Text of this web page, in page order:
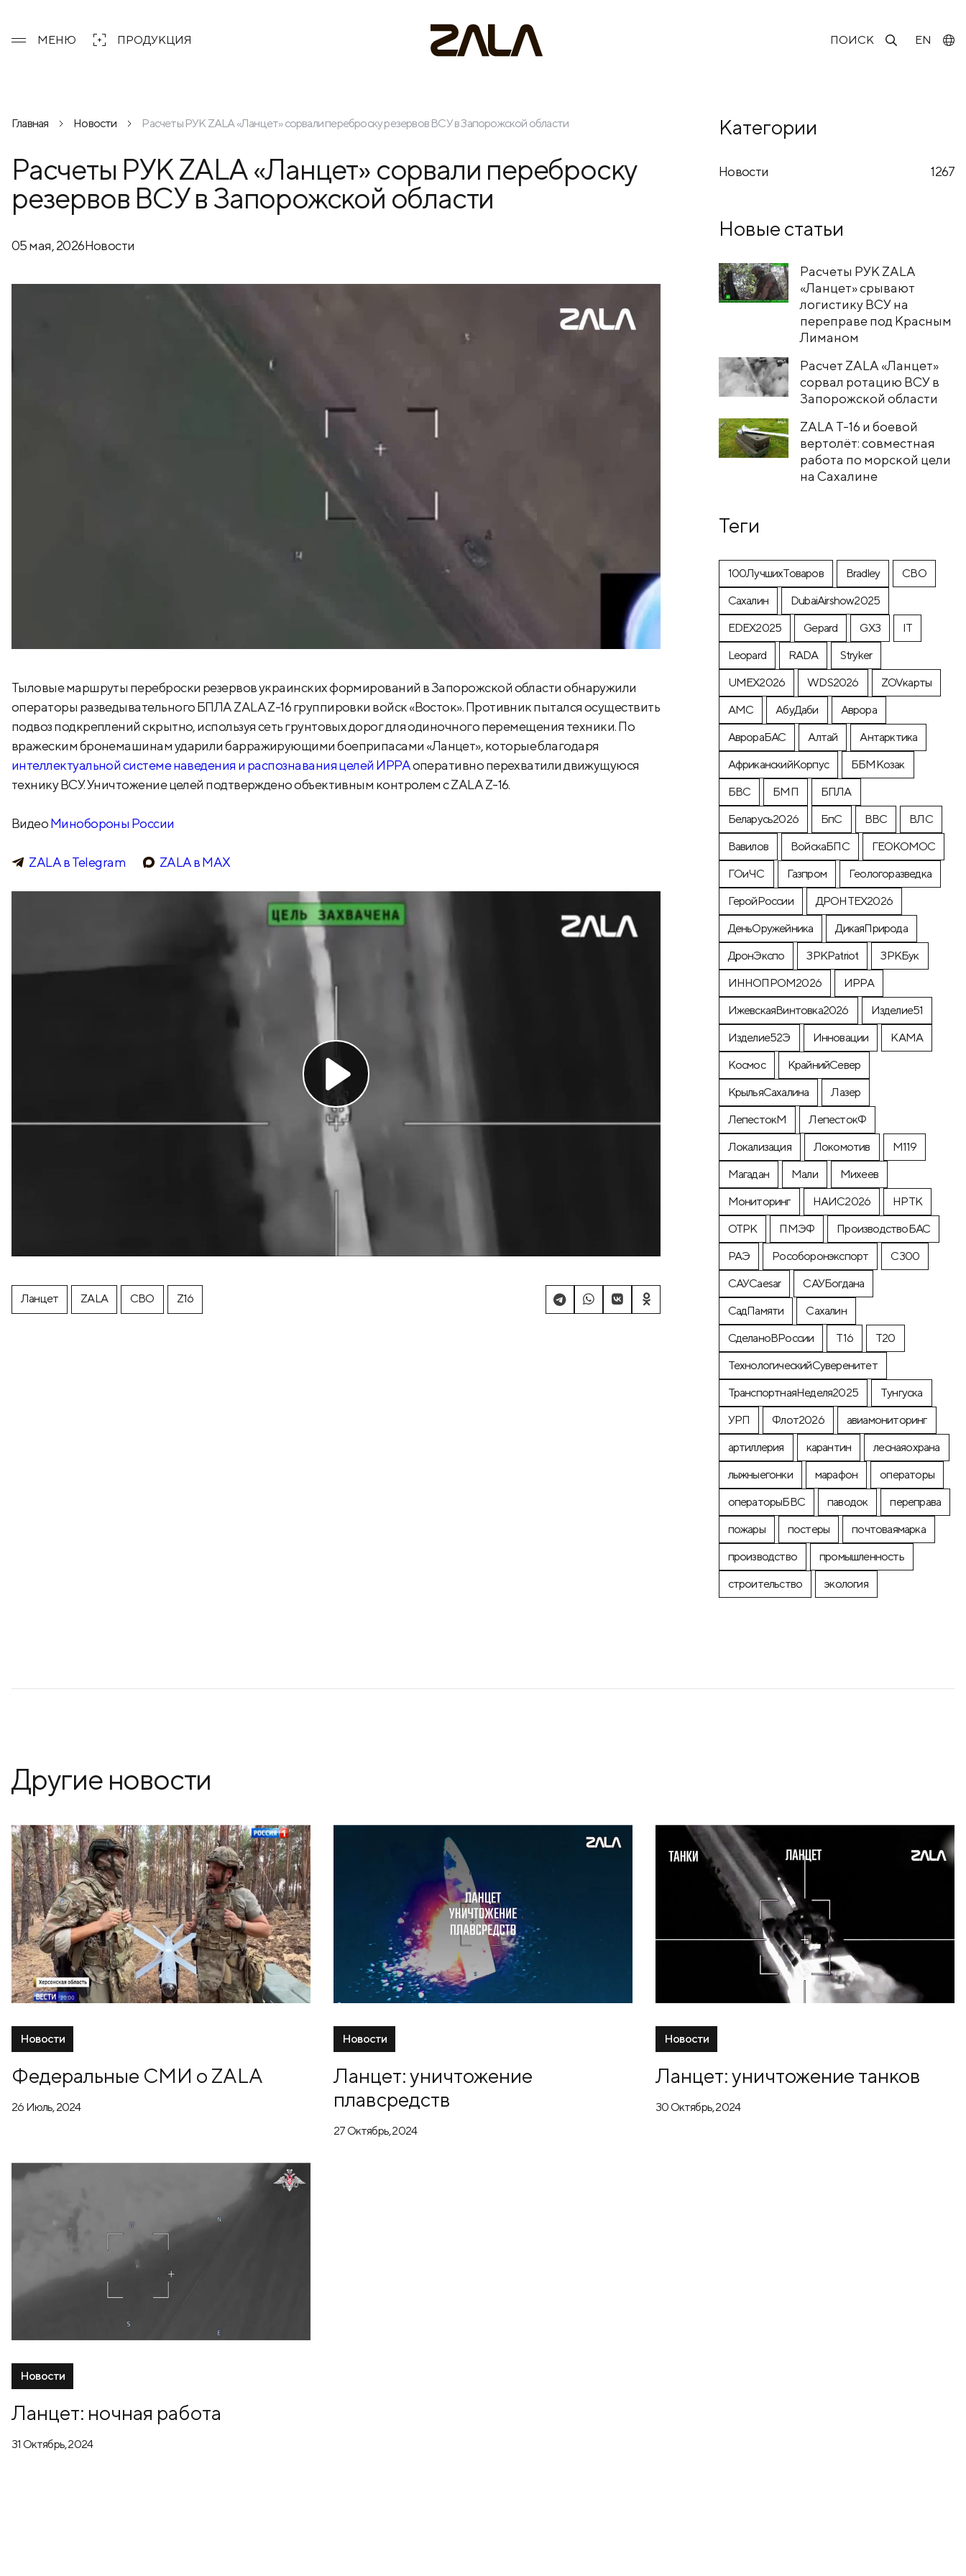
МЕНЮ ПРОДУКЦИЯ ПОИСК EN
Главная Новости Расчеты РУК ZALA «Ланцет» сорвали переброску резервов ВСУ в Запорожской области
Расчеты РУК ZALA «Ланцет» сорвали переброску
резервов ВСУ в Запорожской области
05 мая, 2026Новости
Тыловые маршруты переброски резервов украинских формирований в Запорожской области обнаружили
операторы разведывательного БПЛА ZALA Z-16 группировки войск «Восток». Противник пытался осуществить
подвоз подкреплений скрытно, используя сеть грунтовых дорог для одиночного перемещения техники. По
вражеским бронемашинам ударили барражирующими боеприпасами «Ланцет», которые благодаря
интеллектуальной системе наведения и распознавания целей ИРРАоперативно перехватили движущуюся
технику ВСУ. Уничтожение целей подтверждено объективным контролем с ZALA Z-16.
ВидеоМинобороны России
ZALA в Telegram ZALA в МАХ
Ланцет ZALA СВО Z16
Категории
Новости 1267
Новые статьи
Расчеты РУК ZALA
«Ланцет» срывают
логистику ВСУ на
переправе под Красным
Лиманом
Расчет ZALA «Ланцет»
сорвал ротацию ВСУ в
Запорожской области
ZALA T-16 и боевой
вертолёт: совместная
работа по морской цели
на Сахалине
Теги
100ЛучшихТоваров Bradley
CВО
Cахалин
DubaiAirshow2025
EDEX2025
Gepard GX3
IT
Leopard
RADA
Stryker
UMEX2026
WDS2026
ZOVкарты
АМС
АбуДаби
Аврора
АврораБАС
Алтай
Антарктика
АфриканскийКорпус
ББМКозак
БВС
БМП
БПЛА
Беларусь2026
БпС ВВС
ВЛС
Вавилов
ВойскаБПС
ГЕОКОМОС
ГОиЧС
Газпром
Геологоразведка
ГеройРоссии
ДРОНТЕХ2026
ДеньОружейника
ДикаяПрирода
ДронЭкспо
ЗРКPatriot
ЗРКБук
ИННОПРОМ2026
ИРРА
ИжевскаяВинтовка2026
Изделие51
Изделие52Э
Инновации
КАМА
Космос
КрайнийСевер
КрыльяСахалина
Лазер
ЛепестокМ
ЛепестокФ
Локализация
Локомотив
М119
Магадан
Мали
Михеев
Мониторинг
НАИС2026
НРТК
ОТРК
ПМЭФ
ПроизводствоБАС
РАЭ
Рособоронэкспорт
С300
САУCaesar
САУБогдана
СадПамяти
Сахалин
СделаноВРоссии
Т16
Т20
ТехнологическийСуверенитет
ТранспортнаяНеделя2025
Тунгуска
УРП
Флот2026
авиамониторинг
артиллерия
карантин
леснаяохрана
лыжныегонки
марафон
операторы
операторыБВС
паводок
переправа
пожары
постеры
почтоваямарка
производство
промышленность
строительство
экология
Другие новости
Новости
Федеральные СМИ о ZALA
26 Июль, 2024
Новости
Ланцет: уничтожение
плавсредств
27 Октябрь, 2024
Новости
Ланцет: уничтожение танков
30 Октябрь, 2024
Новости
Ланцет: ночная работа
31 Октябрь, 2024